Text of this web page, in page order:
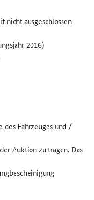
nicht ausgeschlossen
2016)
des Fahrzeuges und /
Auktion zu tragen. Das